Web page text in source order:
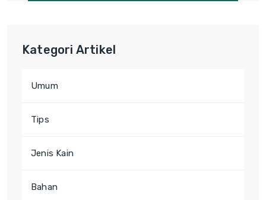
Kategori Artikel
Umum
Tips
Jenis Kain
Bahan